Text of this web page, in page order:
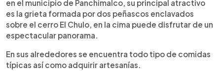
en el municipio de Panchimalco, su principal atractivo
es la grieta formada por dos peñascos enclavados
sobre el cerro El Chulo, en la cima puede disfrutar de un
espectacular panorama.
En sus alrededores se encuentra todo tipo de comidas
típicas así como adquirir artesanías.